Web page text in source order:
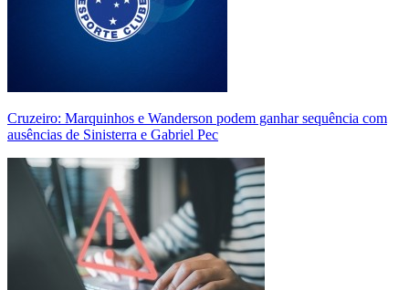
Cruzeiro: Marquinhos e Wanderson podem ganhar sequência com
ausências de Sinisterra e Gabriel Pec